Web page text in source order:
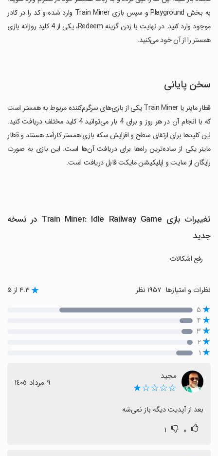
به بخش Playground و سپس بازی Train Miner وارد شده و کد را در کادر
موجود وارد کنید. در نهایت با زدن گزینه Redeem، یکی از 4 کلید روزانه بازی
همستر را از آن خود می‌کنید.
سخن پایانی
قطار ماینر یا Train Miner یکی از بازی‌های سرگرم‌کننده مربوط به همستر است
که با انجام آن در هر روز و برای 4 بار می‌توانید 4 کلید مختلف دریافت کنید.
این کلیدها برای ارتقای سطح و افزایش سکه بازی همستر کارآمد هستند و قطار
ماینر یکی از ساده‌ترین راه‌ها برای دریافت آن‌ها است. این بازی به صورت
رایگان از سایت و اپلیکیشن مایکت قابل دریافت است.
تغییرات بازی Train Miner: Idle Railway Game در نسخه
جدید
رفع اشکالات
نظرات و امتیازها ۴.۳ از ۵
۵
۴
۳
۲
۱
مجید
☆☆☆☆★ ٩ مرداد ١٤٠٥
بعد از آپدیت دیگه باز نمی‌شه
۰ ۱